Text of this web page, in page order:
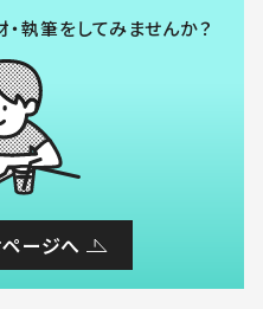
執筆をしてみませんか？
ージへ